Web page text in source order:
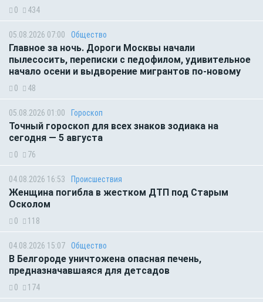
0 434
05.08.2026 07:00 Общество
Главное за ночь. Дороги Москвы начали
пылесосить, переписки с педофилом, удивительное
начало осени и выдворение мигрантов по-новому
0 48
05.08.2026 01:00 Гороскоп
Точный гороскоп для всех знаков зодиака на
сегодня — 5 августа
0 76
04.08.2026 16:53 Происшествия
Женщина погибла в жестком ДТП под Старым
Осколом
0 118
04.08.2026 15:07 Общество
В Белгороде уничтожена опасная печень,
предназначавшаяся для детсадов
0 174